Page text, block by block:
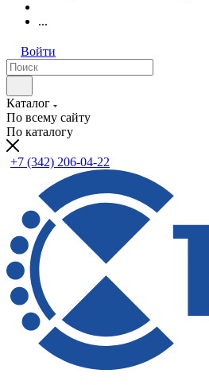
...
Войти
Каталог
По всему сайту
По каталогу
+7 (342) 206-04-22